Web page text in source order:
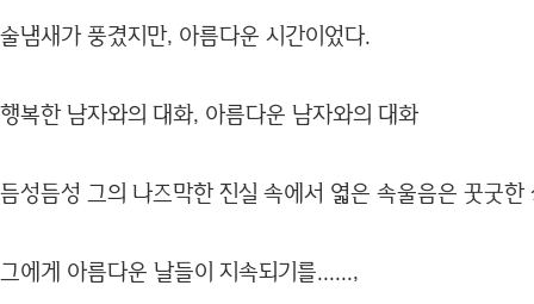
술냄새가 풍겼지만, 아름다운 시간이었다.
행복한 남자와의 대화, 아름다운 남자와의 대화
듬성듬성 그의 나즈막한 진실 속에서 엷은 속울음은 꿋굿
그에게 아름다운 날들이 지속되기를......,